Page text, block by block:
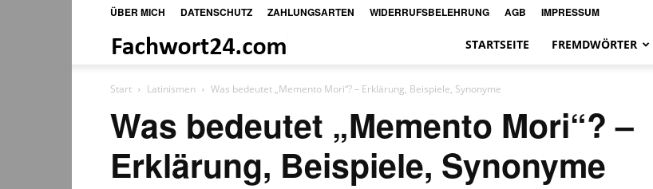
ÜBER MICH DATENSCHUTZ ZAHLUNGSARTEN WIDERRUFSBELEHRUNG AGB IMPRESSUM
Shop
STARTSEITE FREMDWÖRTER
Start Latinismen Was bedeutet „Memento Mori“? – Erklärung, Beispiele, Synonyme
Was bedeutet „Memento Mori“? –
Erklärung, Beispiele, Synonyme